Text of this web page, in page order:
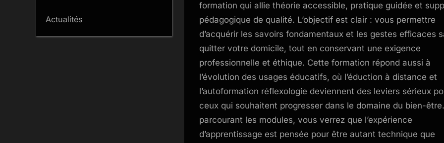
formation qui allie théorie accessible, pratique guidée et
pédagogique de qualité. L’objectif est clair : vous permettre
d’acquérir les savoirs fondamentaux et les gestes efficaces
quitter votre domicile, tout en conservant une exigence
professionnelle et éthique. Cette formation répond aussi à
l’évolution des usages éducatifs, où l’éduction à distance et
l’autoformation réflexologie deviennent des leviers sérieux
ceux qui souhaitent progresser dans le domaine du bien-
parcourant les modules, vous verrez que l’expérience
d’apprentissage est pensée pour être autant technique que
Actualités